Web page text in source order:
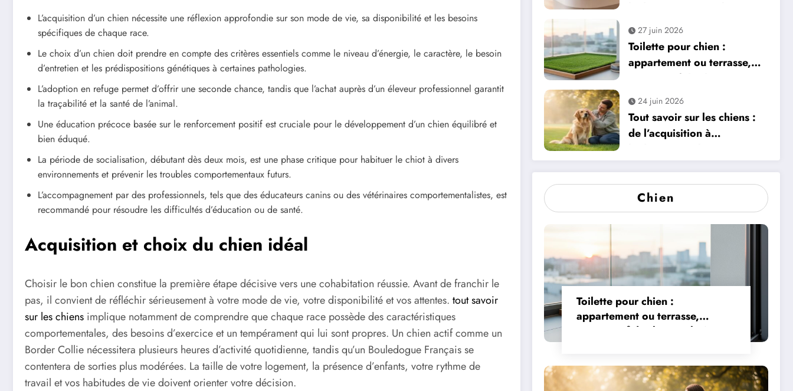
L’acquisition d’un chien nécessite une réflexion approfondie sur son mode de vie, sa disponibilité et les besoins
spécifiques de chaque race.
Le choix d’un chien doit prendre en compte des critères essentiels comme le niveau d’énergie, le caractère, le besoin
d’entretien et les prédispositions génétiques à certaines pathologies.
L’adoption en refuge permet d’offrir une seconde chance, tandis que l’achat auprès d’un éleveur professionnel garantit
la traçabilité et la santé de l’animal.
Une éducation précoce basée sur le renforcement positif est cruciale pour le développement d’un chien équilibré et
bien éduqué.
La période de socialisation, débutant dès deux mois, est une phase critique pour habituer le chiot à divers
environnements et prévenir les troubles comportementaux futurs.
L’accompagnement par des professionnels, tels que des éducateurs canins ou des vétérinaires comportementalistes, est
recommandé pour résoudre les difficultés d’éducation ou de santé.
Acquisition et choix du chien idéal
Choisir le bon chien constitue la première étape décisive vers une cohabitation réussie. Avant de franchir le
pas, il convient de réfléchir sérieusement à votre mode de vie, votre disponibilité et vos attentes. tout savoir
sur les chiens implique notamment de comprendre que chaque race possède des caractéristiques
comportementales, des besoins d’exercice et un tempérament qui lui sont propres. Un chien actif comme un
Border Collie nécessitera plusieurs heures d’activité quotidienne, tandis qu’un Bouledogue Français se
contentera de sorties plus modérées. La taille de votre logement, la présence d’enfants, votre rythme de
travail et vos habitudes de vie doivent orienter votre décision.
27 juin 2026
Toilette pour chien :
appartement ou terrasse,
comparatif des bacs et
litières adaptés
24 juin 2026
Tout savoir sur les chiens :
de l’acquisition à
Chien
Toilette pour chien :
appartement ou terrasse,
comparatif des bacs et litières